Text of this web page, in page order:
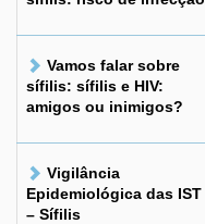
Vamos falar sobre
sífilis: sífilis e HIV:
amigos ou inimigos?
Vigilância
Epidemiológica das IST
– Sífilis